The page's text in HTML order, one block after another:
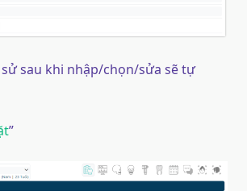
sau khi nhập/chọn/sửa sẽ tự
”